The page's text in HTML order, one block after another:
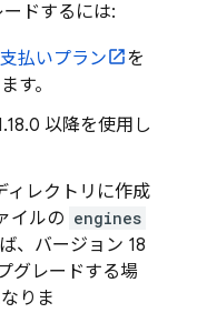
ドするには:
払いプラン
を
す。
以降を使用し
ィレクトリに作成
イルの engines
、バージョン 18
グレードする場
りま